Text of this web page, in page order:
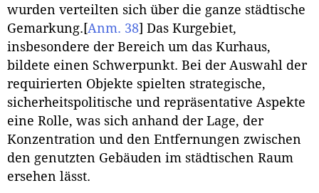
wurden verteilten sich über die ganze städtische
Gemarkung. [Anm. 38] Das Kurgebiet,
insbesondere der Bereich um das Kurhaus,
bildete einen Schwerpunkt. Bei der Auswahl der
requirierten Objekte spielten strategische,
sicherheitspolitische und repräsentative Aspekte
eine Rolle, was sich anhand der Lage, der
Konzentration und den Entfernungen zwischen
den genutzten Gebäuden im städtischen Raum
ersehen lässt.